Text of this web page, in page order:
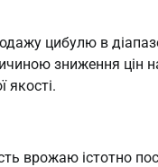
цибулю в
зниження цін
якості.
врожаю істотно